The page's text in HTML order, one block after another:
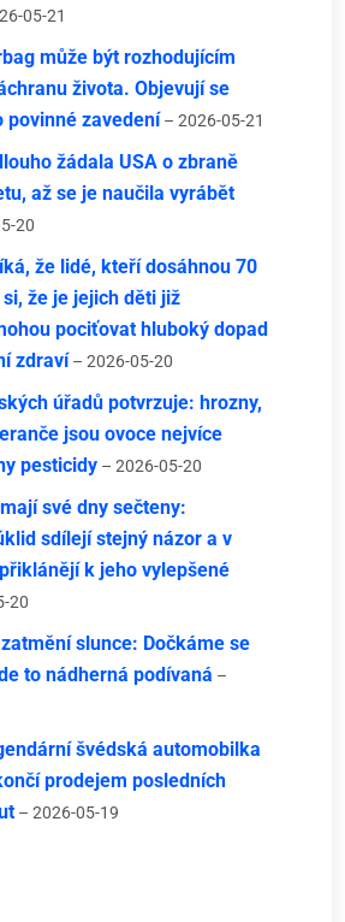
05-21
může být rozhodujícím
života. Objevují se
povinné zavedení – 2026-05-21
žádala USA o zbraně
až se je naučila vyrábět
20
že lidé, kteří dosáhnou 70
že je jejich děti již
pociťovat hluboký dopad
zdraví – 2026-05-20
úřadů potvrzuje: hrozny,
jsou ovoce nejvíce
pesticidy – 2026-05-20
své dny sečteny:
sdílejí stejný názor a v
k jeho vylepšené
20
slunce: Dočkáme se
to nádherná podívaná –
švédská automobilka
prodejem posledních
– 2026-05-19